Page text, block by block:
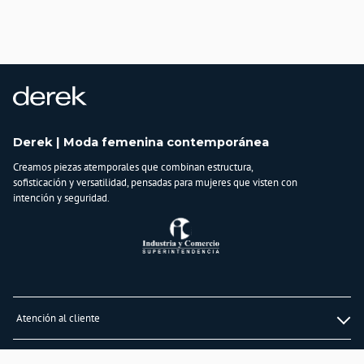
Derek | Moda femenina contemporánea
Creamos piezas atemporales que combinan estructura,
sofisticación y versatilidad, pensadas para mujeres que visten con
intención y seguridad.
Atención al cliente